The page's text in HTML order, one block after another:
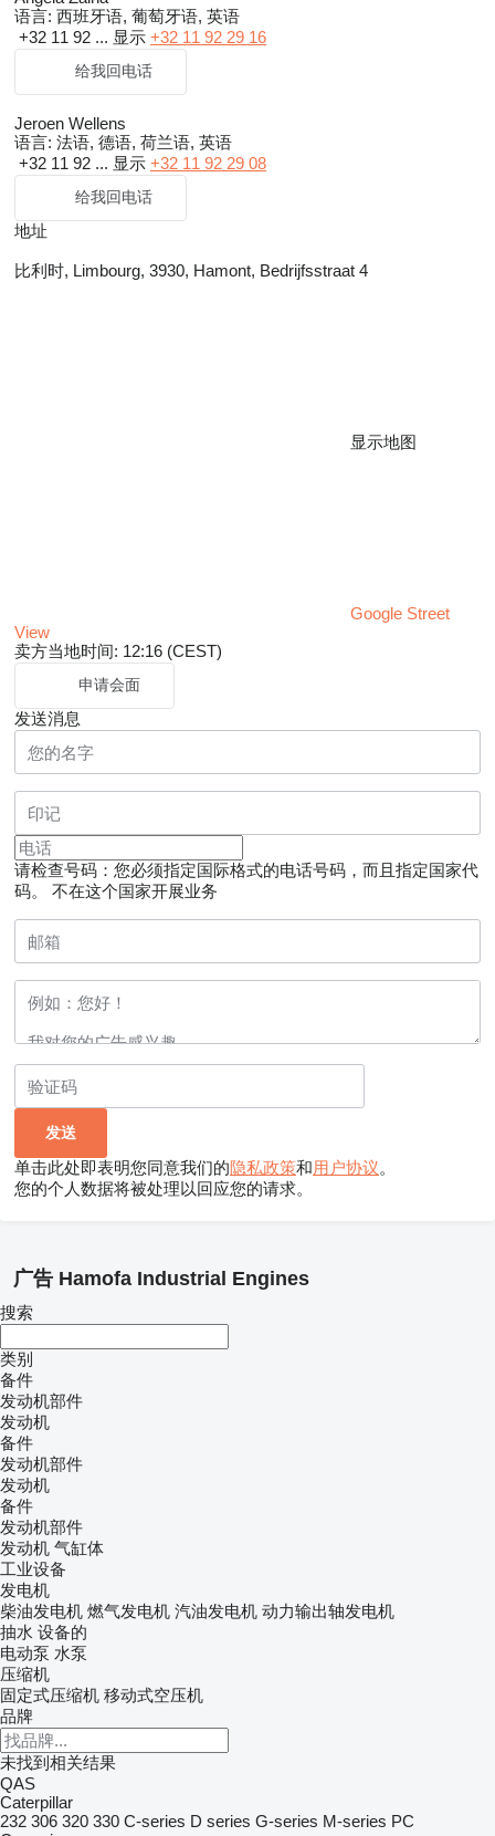
语言: 西班牙语, 葡萄牙语, 英语
+32 11 92 ... 显示 +32 11 92 29 16
给我回电话
Jeroen Wellens
语言: 法语, 德语, 荷兰语, 英语
+32 11 92 ... 显示 +32 11 92 29 08
给我回电话
地址
比利时, Limbourg, 3930, Hamont, Bedrijfsstraat 4
显示地图
Google Street
View
卖方当地时间: 12:16 (CEST)
申请会面
发送消息
请检查号码：您必须指定国际格式的电话号码，而且指定国家代
码。
不在这个国家开展业务
单击此处即表明您同意我们的隐私政策和用户协议。
您的个人数据将被处理以回应您的请求。
广告 Hamofa Industrial Engines
搜索
类别
备件
发动机部件
发动机
备件
发动机部件
发动机
备件
发动机部件
发动机 气缸体
工业设备
发电机
柴油发电机 燃气发电机 汽油发电机 动力输出轴发电机
抽水 设备的
电动泵 水泵
压缩机
固定式压缩机 移动式空压机
品牌
未找到相关结果
QAS
Caterpillar
232 306 320 330 C-series D series G-series M-series PC